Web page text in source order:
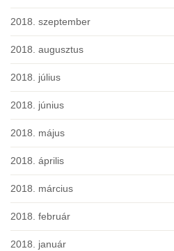
2018. szeptember
2018. augusztus
2018. július
2018. június
2018. május
2018. április
2018. március
2018. február
2018. január